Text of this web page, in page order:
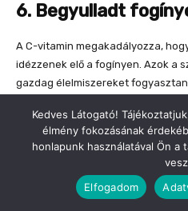
Kedves Látogató!
élmény fokozásának
honlapunk használatával Ön a
Elfogadom